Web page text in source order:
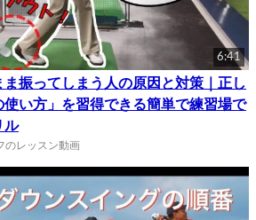
6:41
振ってしまう人の原因と対策｜正し
い方」を習得できる簡単で練習場で
ル
のレッスン動画